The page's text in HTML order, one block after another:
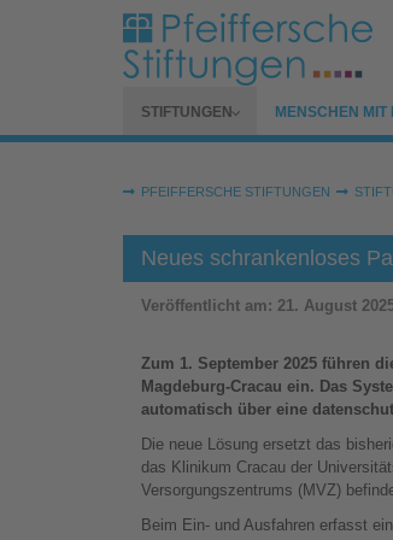
Zum Hauptinhalt springen
SUBMENU FOR
STIFTUNGEN SUBMENU FOR
MENSCHEN
Sie sind hier:
PFEIFFERSCHE STIFTUNGEN
Neues schrankenloses
Veröffentlicht am: 21. August
Zum 1. September 2025 führen
Magdeburg-Cracau ein. Das
automatisch über eine
Die neue Lösung ersetzt das
das Klinikum Cracau der
Versorgungszentrums (MVZ)
Beim Ein- und Ausfahren erfasst